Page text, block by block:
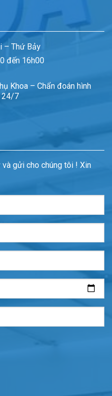
– Thứ Bảy
Khoa – Chẩn đoán hình
24/7
gửi cho chúng tôi ! Xin